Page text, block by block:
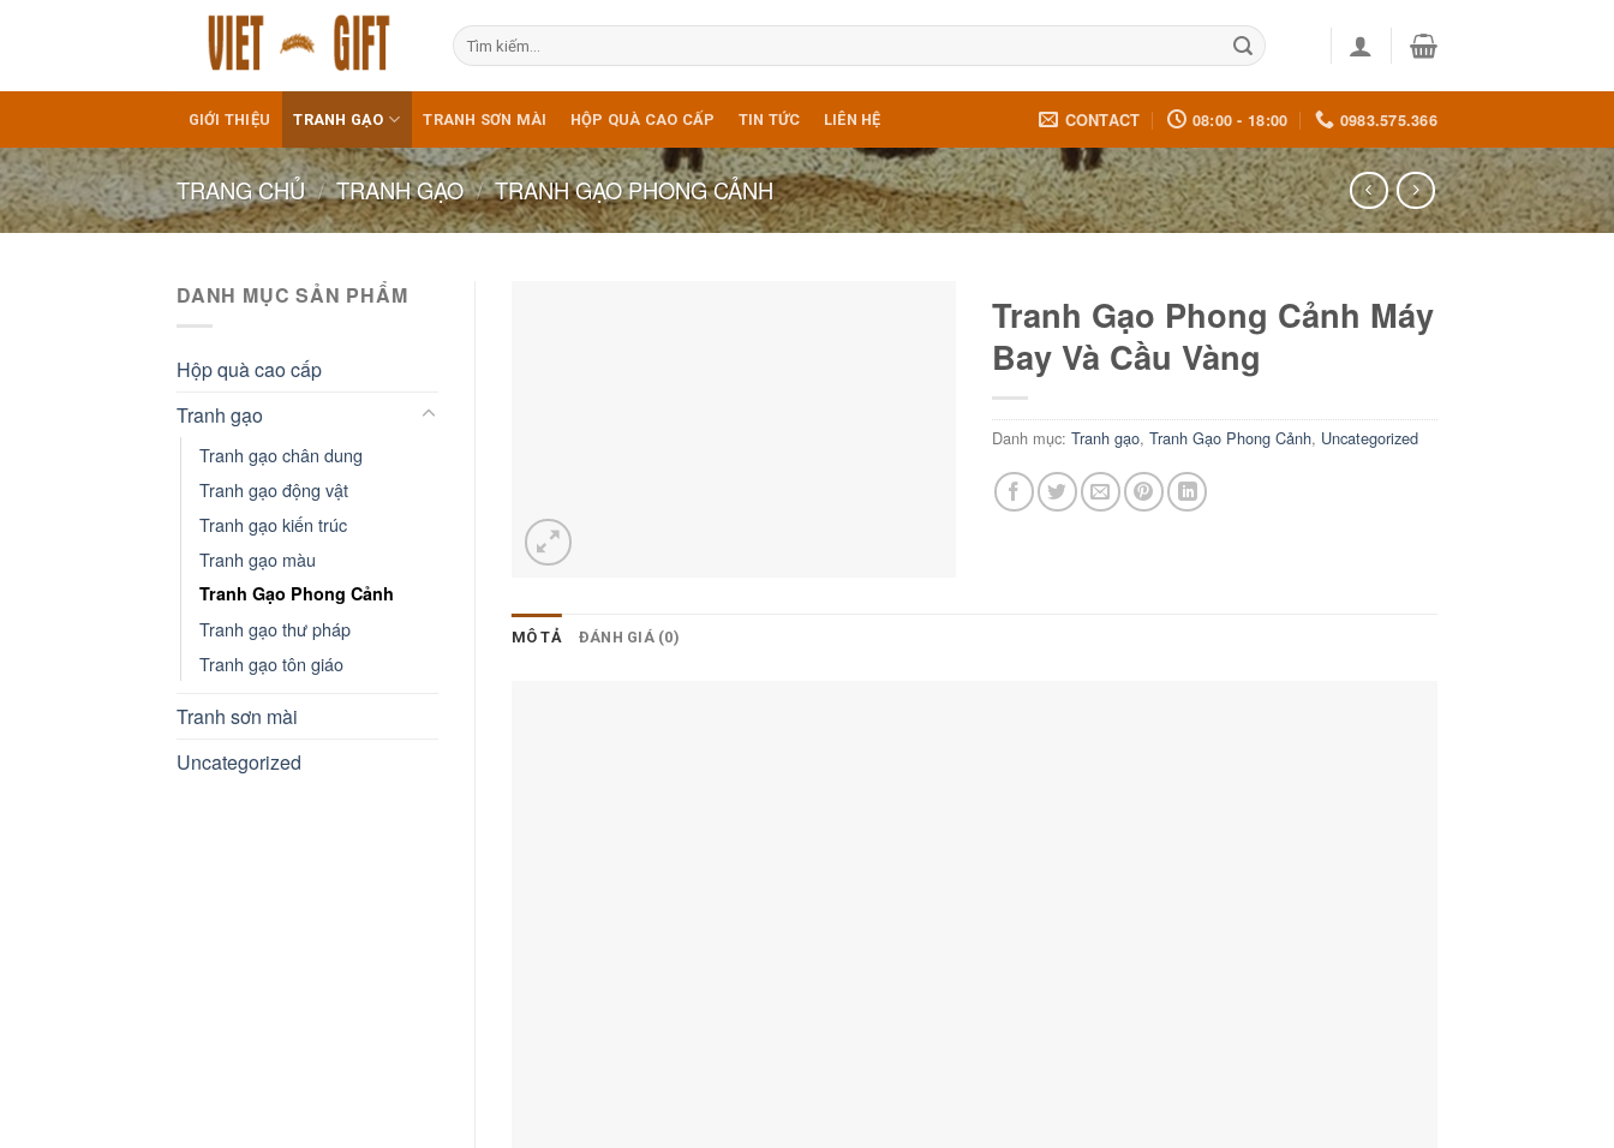
Tìm
kiếm:
GIỚI THIỆU TRANH GẠO TRANH SƠN MÀI HỘP QUÀ CAO CẤP TIN TỨC LIÊN HỆ CONTACT 08:00 - 18:00 0983.575.366
TRANG CHỦ / TRANH GẠO / TRANH GẠO PHONG CẢNH
DANH MỤC SẢN PHẨM
Hộp quà cao cấp
Tranh gạo
Tranh gạo chân dung
Tranh gạo động vật
Tranh gạo kiến trúc
Tranh gạo màu
Tranh Gạo Phong Cảnh
Tranh gạo thư pháp
Tranh gạo tôn giáo
Tranh sơn mài
Uncategorized
Tranh Gạo Phong Cảnh Máy
Bay Và Cầu Vàng
Danh mục:Tranh gạo,Tranh Gạo Phong Cảnh, Uncategorized
MÔ TẢ ĐÁNH GIÁ (0)